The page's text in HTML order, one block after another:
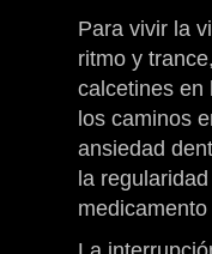
Para vivir la
ritmo y
calcetines en
los caminos
ansiedad
la